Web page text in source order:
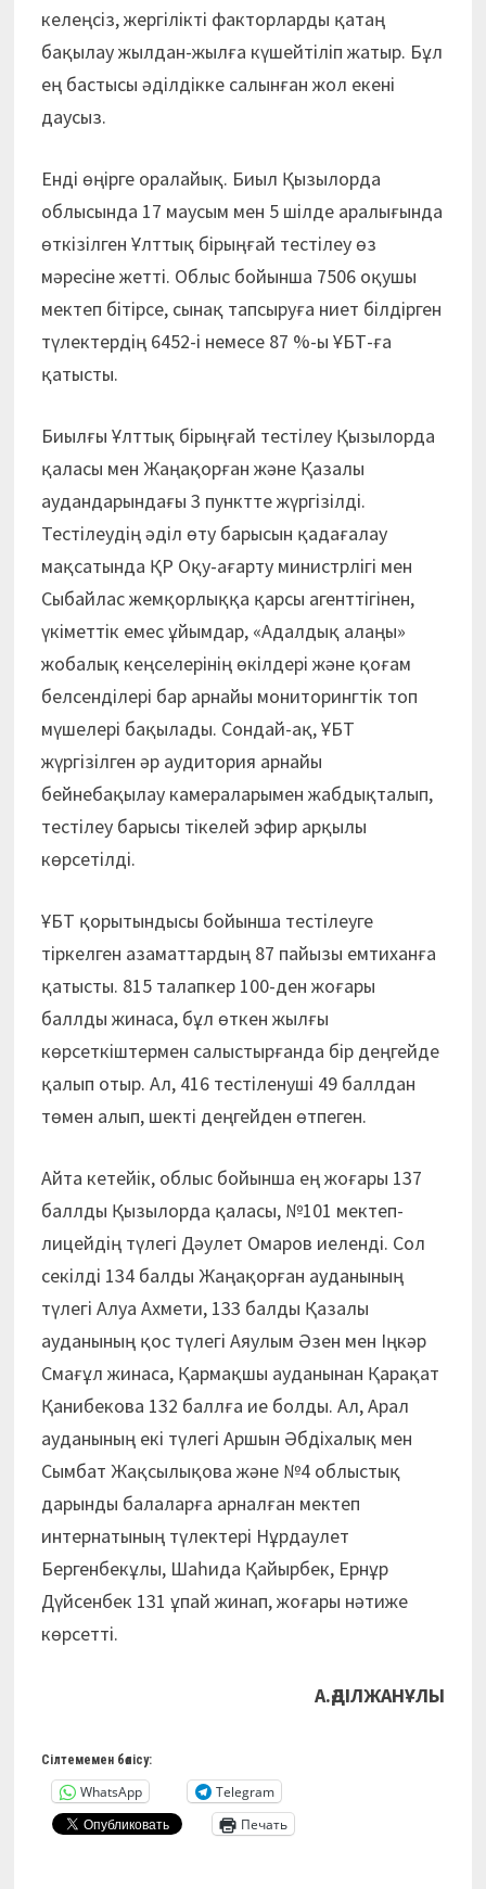
келеңсіз, жергілікті факторларды қатаң
бақылау жылдан-жылға күшейтіліп жатыр. Бұл
ең бастысы әділдікке салынған жол екені
даусыз.
Енді өңірге оралайық. Биыл Қызылорда
облысында 17 маусым мен 5 шілде аралығында
өткізілген Ұлттық бірыңғай тестілеу өз
мәресіне жетті. Облыс бойынша 7506 оқушы
мектеп бітірсе, сынақ тапсыруға ниет білдірген
түлектердің 6452-і немесе 87 %-ы ҰБТ-ға
қатысты.
Биылғы Ұлттық бірыңғай тестілеу Қызылорда
қаласы мен Жаңақорған және Қазалы
аудандарындағы 3 пунктте жүргізілді.
Тестілеудің әділ өту барысын қадағалау
мақсатында ҚР Оқу-ағарту министрлігі мен
Сыбайлас жемқорлыққа қарсы агенттігінен,
үкіметтік емес ұйымдар, «Адалдық алаңы»
жобалық кеңселерінің өкілдері және қоғам
белсенділері бар арнайы мониторингтік топ
мүшелері бақылады. Сондай-ақ, ҰБТ
жүргізілген әр аудитория арнайы
бейнебақылау камераларымен жабдықталып,
тестілеу барысы тікелей эфир арқылы
көрсетілді.
ҰБТ қорытындысы бойынша тестілеуге
тіркелген азаматтардың 87 пайызы емтиханға
қатысты. 815 талапкер 100-ден жоғары
баллды жинаса, бұл өткен жылғы
көрсеткіштермен салыстырғанда бір деңгейде
қалып отыр. Ал, 416 тестіленуші 49 баллдан
төмен алып, шекті деңгейден өтпеген.
Айта кетейік, облыс бойынша ең жоғары 137
баллды Қызылорда қаласы, №101 мектеп-
лицейдің түлегі Дәулет Омаров иеленді. Сол
секілді 134 балды Жаңақорған ауданының
түлегі Алуа Ахмети, 133 балды Қазалы
ауданының қос түлегі Аяулым Әзен мен Іңкәр
Смағұл жинаса, Қармақшы ауданынан Қарақат
Қанибекова 132 баллға ие болды. Ал, Арал
ауданының екі түлегі Аршын Әбдіхалық мен
Сымбат Жақсылықова және №4 облыстық
дарынды балаларға арналған мектеп
интернатының түлектері Нұрдаулет
Бергенбекұлы, Шаһида Қайырбек, Ернұр
Дүйсенбек 131 ұпай жинап, жоғары нәтиже
көрсетті.
А.ӘДІЛЖАНҰЛЫ
Сілтемемен бөлісу:
WhatsApp
Telegram
Печать